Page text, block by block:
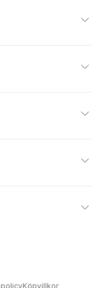
Köpvillkor